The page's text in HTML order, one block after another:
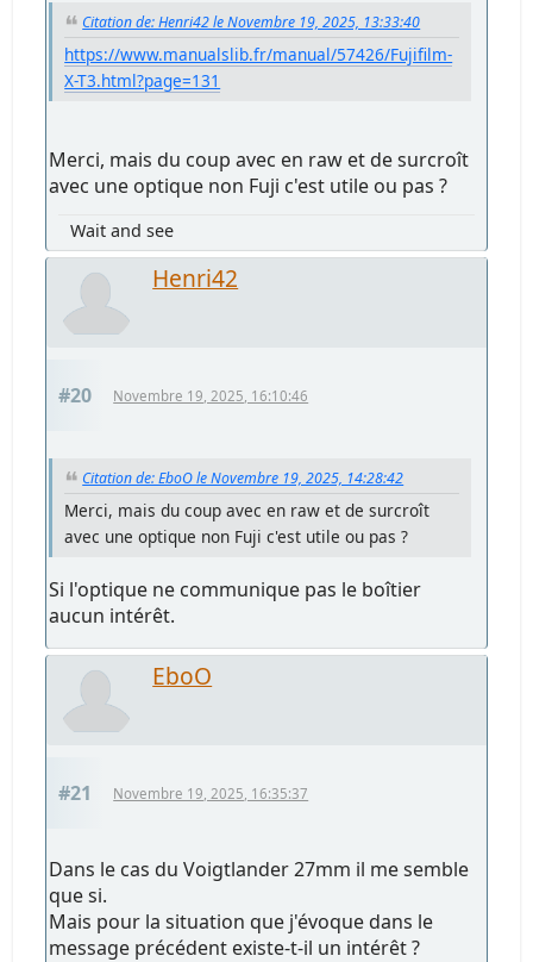
Citation de: Henri42 le Novembre 19, 2025, 13:33:40
https://www.manualslib.fr/manual/57426/Fujifilm-
X-T3.html?page=131
Merci, mais du coup avec en raw et de surcroît
avec une optique non Fuji c'est utile ou pas ?
Wait and see
Henri42
#20 Novembre 19, 2025, 16:10:46
Citation de: EboO le Novembre 19, 2025, 14:28:42
Merci, mais du coup avec en raw et de surcroît
avec une optique non Fuji c'est utile ou pas ?
Si l'optique ne communique pas le boîtier
aucun intérêt.
EboO
#21 Novembre 19, 2025, 16:35:37
Dans le cas du Voigtlander 27mm il me semble
que si.
Mais pour la situation que j'évoque dans le
message précédent existe-t-il un intérêt ?